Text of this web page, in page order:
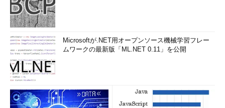
「S-1-15-3-」から始まる「ケーパビリティSID」を持ちます。そ
の1つに、上記と同じRIDを持つケーパビリティSIDがあります。
これは、AppContainerを簡単に識別できるように利用されてい
るSIDのようです。
Microsoftが.NET用オープンソース機械学習フレー
ムワークの最新版「ML.NET 0.11」を公開